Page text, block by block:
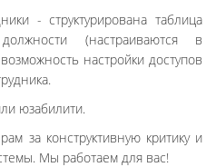
- структурирована таблица
(настраиваются в
настройки доступов
юзабилити.
за конструктивную критику и
Мы работаем для вас!